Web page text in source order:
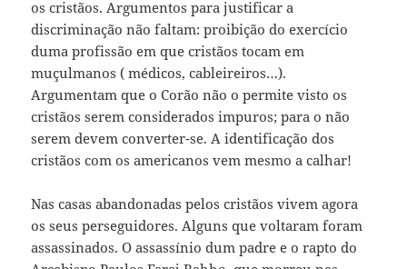
os cristãos. Argumentos para justificar a
discriminação não faltam: proibição do exercício
duma profissão em que cristãos tocam em
muçulmanos ( médicos, cableireiros…).
Argumentam que o Corão não o permite visto os
cristãos serem considerados impuros; para o não
serem devem converter-se. A identificação dos
cristãos com os americanos vem mesmo a calhar!
Nas casas abandonadas pelos cristãos vivem agora
os seus perseguidores. Alguns que voltaram foram
assassinados. O assassínio dum padre e o rapto do